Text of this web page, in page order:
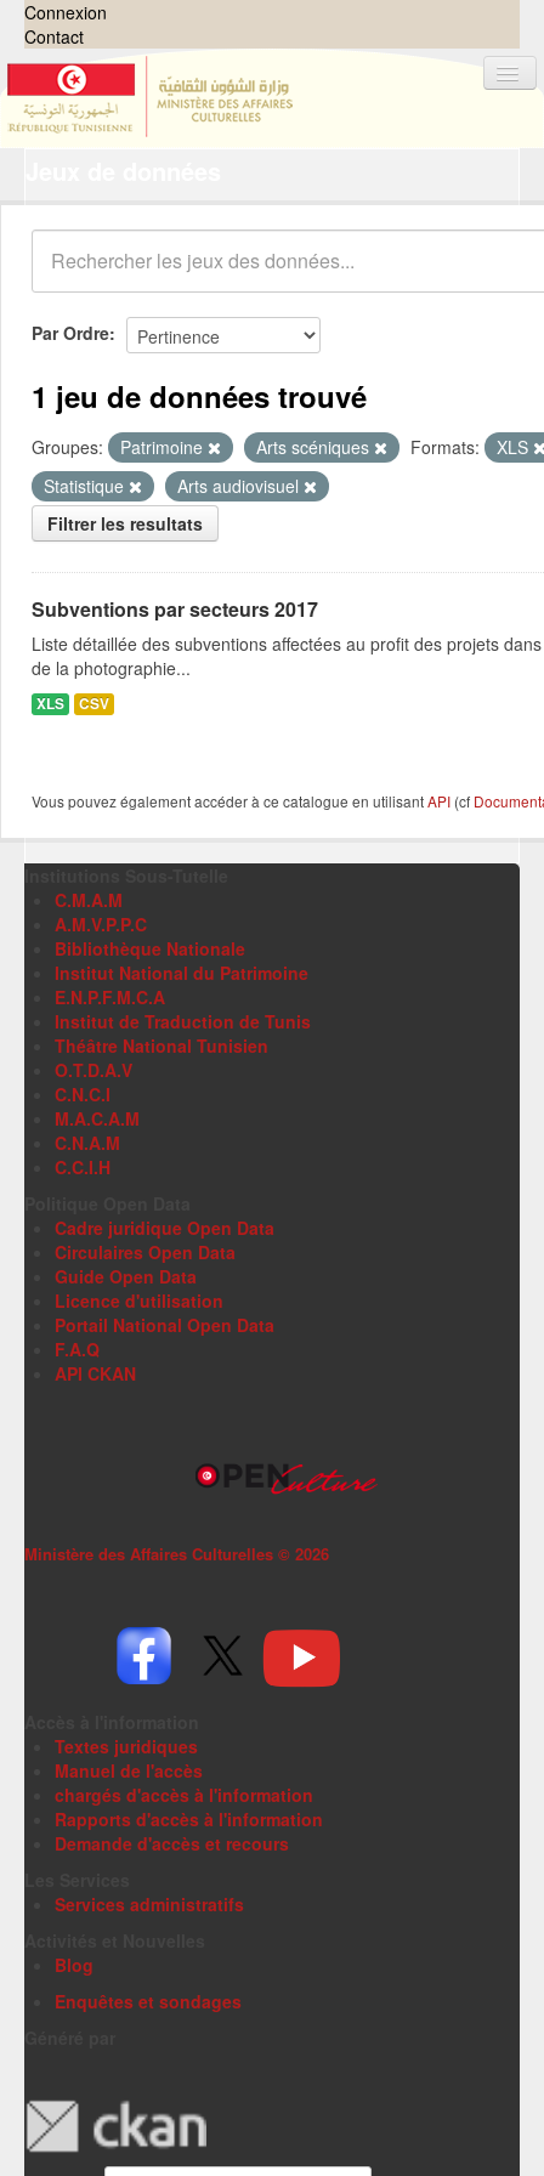
Connexion
Contact
Organisations
Groupes
Demandes 0
À propos
Par Ordre
1 jeu de données trouvé
Groupes: Patrimoine Arts scéniques Formats:
XLS
Statistique
Arts audiovisuel
Filtrer les resultats
Subventions par secteurs 2017
Liste détaillée des subventions affectées au profit des projets
de la photographie...
XLS CSV
Vous pouvez également accéder à ce catalogue en utilisantAPI (cf
C.M.A.M
A.M.V.P.P.C
Bibliothèque Nationale
Institut National du Patrimoine
E.N.P.F.M.C.A
Institut de Traduction de Tunis
Théâtre National Tunisien
O.T.D.A.V
C.N.C.I
M.A.C.A.M
C.N.A.M
C.C.I.H
Cadre juridique Open Data
Circulaires Open Data
Guide Open Data
Licence d'utilisation
Portail National Open Data
F.A.Q
API CKAN
Ministère des Affaires Culturelles © 2026
Textes juridiques
Manuel de l'accès
chargés d'accès à l'information
Rapports d'accès à l'information
Demande d'accès et recours
Services administratifs
Blog
Enquêtes et sondages